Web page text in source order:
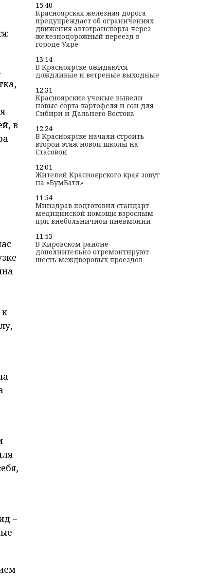
в
–
15:40
Красноярская железная дорога
предупреждает об ограничениях
движения автотранспорта через
железнодорожный переезд в
городе Уяре
13:14
В Красноярске ожидаются
дождливые и ветреные выходные
12:31
Красноярские ученые вывели
новые сорта картофеля и сои для
Сибири и Дальнего Востока
12:24
В Красноярске начали строить
второй этаж новой школы на
Стасовой
12:01
Жителей Красноярского края зовут
на «БумБатл»
11:54
Минздрав подготовил стандарт
медицинской помощи взрослым
при внебольничной пневмонии
11:53
В Кировском районе
дополнительно отремонтируют
шесть междворовых проездов